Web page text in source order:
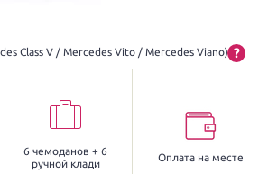
Class V / Mercedes Vito / Mercedes Viano) ?
6 чемоданов + 6
ручной клади
Оплата на месте